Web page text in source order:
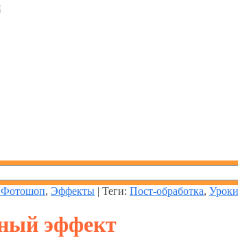
, Эффекты | Теги: Пост-обработка,
эффект